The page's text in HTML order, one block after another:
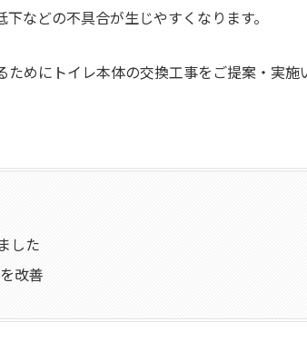
などの不具合が生じやすくなります。
めにトイレ本体の交換工事をご提案・実施
した
改善